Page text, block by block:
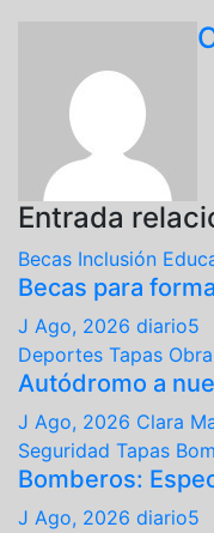
Entrada
Becas Inclusión
Becas para
J Ago, 2026 diario5
Deportes Tapas
Autódromo a
J Ago, 2026 Clara
Seguridad Tapas
Bomberos:
J Ago, 2026 diario5